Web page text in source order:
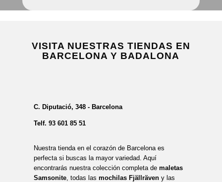
VISITA NUESTRAS TIENDAS EN
BARCELONA Y BADALONA
C. Diputació, 348 - Barcelona
Telf. 93 601 85 51
Nuestra tienda en el corazón de Barcelona es
perfecta si buscas la mayor variedad. Aquí
encontrarás nuestra colección completa de maletas
Samsonite, todas las mochilas Fjällräveny las